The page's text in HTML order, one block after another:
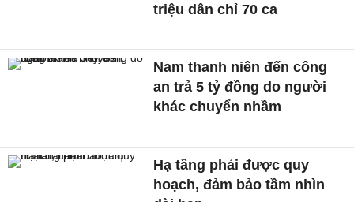
triệu dân chỉ 70 ca
Nam thanh niên đến công
an trả 5 tỷ đồng do người
khác chuyển nhầm
Hạ tầng phải được quy
hoạch, đảm bảo tầm nhìn